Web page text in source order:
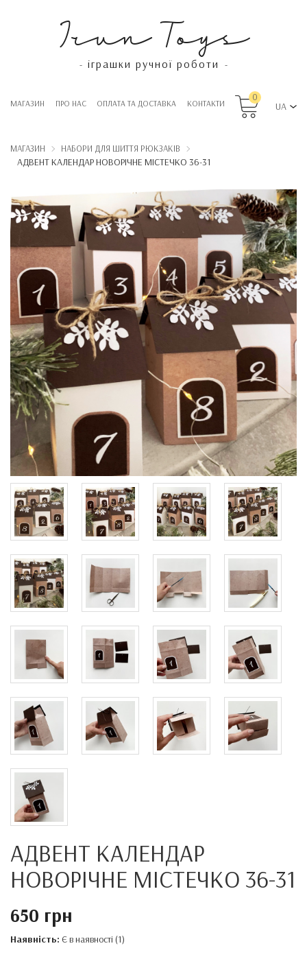
Irun Toys
- іграшки ручної роботи -
МАГАЗИН ПРО НАС OПЛАТА ТА ДОСТАВКА КОНТАКТИ
0
UA
МАГАЗИН НАБОРИ ДЛЯ ШИТТЯ РЮКЗАКІВ
АДВЕНТ КАЛЕНДАР НОВОРІЧНЕ МІСТЕЧКО 36-31
АДВЕНТ КАЛЕНДАР
НОВОРІЧНЕ МІСТЕЧКО 36-31
650 грн
Наявність: Є в наявності (1)